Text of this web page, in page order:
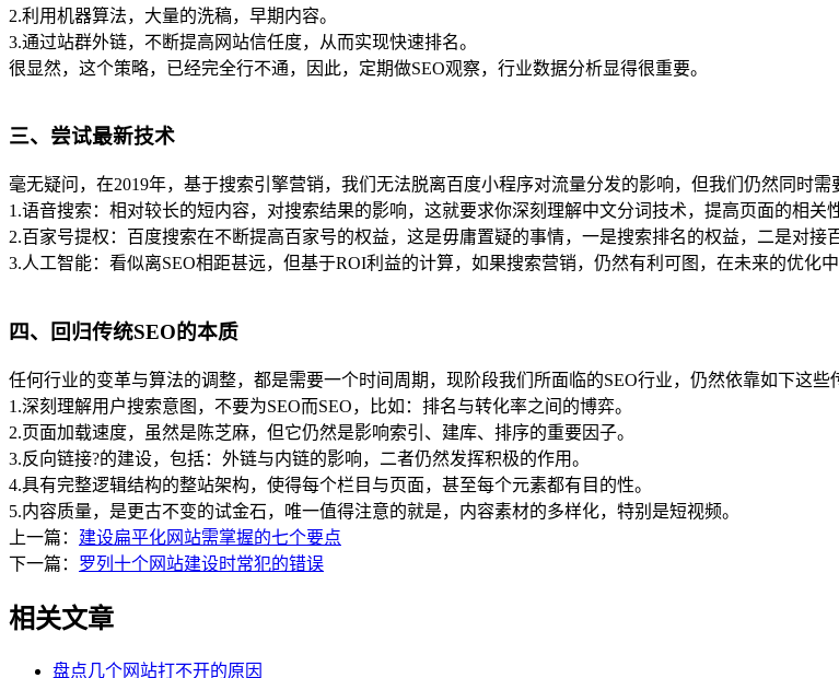
2.利用机器算法，大量的洗稿，早期内容。
3.通过站群外链，不断提高网站信任度，从而实现快速排名。
很显然，这个策略，已经完全行不通，因此，定期做SEO观察，行业数据分析显得很重要。
三、尝试最新技术
毫无疑问，在2019年，基于搜索引擎营销，我们无法脱离百度小程序对流量分发的影响，但我们仍然同时需
1.语音搜索：相对较长的短内容，对搜索结果的影响，这就要求你深刻理解中文分词技术，提高页面的相关性
2.百家号提权：百度搜索在不断提高百家号的权益，这是毋庸置疑的事情，一是搜索排名的权益，二是对接
3.人工智能：看似离SEO相距甚远，但基于ROI利益的计算，如果搜索营销，仍然有利可图，在未来的优化
四、回归传统SEO的本质
任何行业的变革与算法的调整，都是需要一个时间周期，现阶段我们所面临的SEO行业，仍然依靠如下这
1.深刻理解用户搜索意图，不要为SEO而SEO，比如：排名与转化率之间的博弈。
2.页面加载速度，虽然是陈芝麻，但它仍然是影响索引、建库、排序的重要因子。
3.反向链接?的建设，包括：外链与内链的影响，二者仍然发挥积极的作用。
4.具有完整逻辑结构的整站架构，使得每个栏目与页面，甚至每个元素都有目的性。
5.内容质量，是更古不变的试金石，唯一值得注意的就是，内容素材的多样化，特别是短视频。
上一篇： 建设扁平化网站需掌握的七个要点
下一篇： 罗列十个网站建设时常犯的错误
相关文章
盘点几个网站打不开的原因